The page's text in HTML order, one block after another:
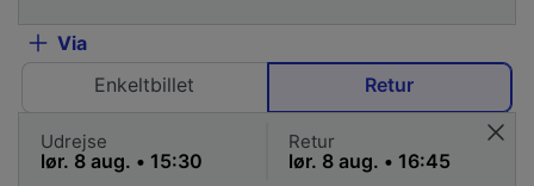
Via
Enkeltbillet
Retur
Udrejse Retur